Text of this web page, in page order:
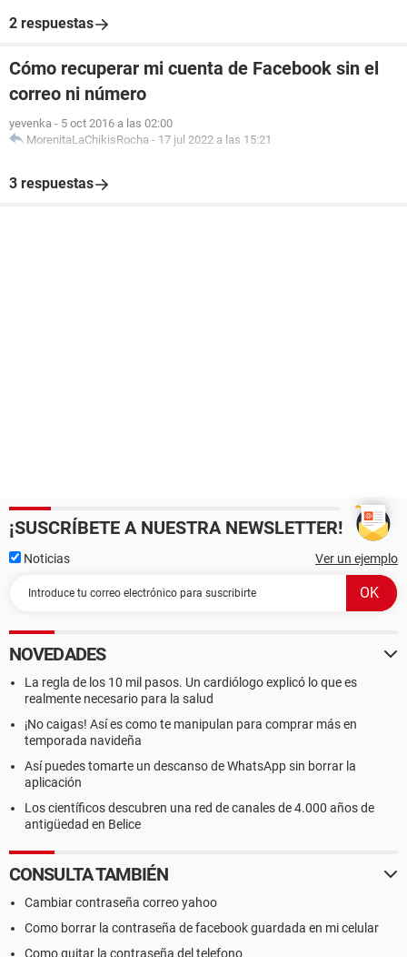
2 respuestas
Cómo recuperar mi cuenta de Facebook sin el
correo ni número
yevenka - 5 oct 2016 a las 02:00
MorenitaLaChikisRocha - 17 jul 2022 a las 15:21
3 respuestas
¡SUSCRÍBETE A NUESTRA NEWSLETTER!
Noticias Ver un ejemplo
NOVEDADES
La regla de los 10 mil pasos. Un cardiólogo explicó lo que es
realmente necesario para la salud
¡No caigas! Así es como te manipulan para comprar más en
temporada navideña
Así puedes tomarte un descanso de WhatsApp sin borrar la
aplicación
Los científicos descubren una red de canales de 4.000 años de
antigüedad en Belice
CONSULTA TAMBIÉN
Cambiar contraseña correo yahoo
Como borrar la contraseña de facebook guardada en mi celular
Como quitar la contraseña del telefono